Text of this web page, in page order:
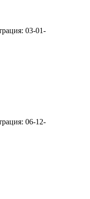
03-01-
06-12-